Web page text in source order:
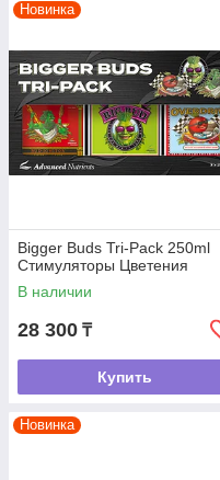
Новинка
Bigger Buds Tri-Pack 250ml
Стимуляторы Цветения
В наличии
28 300 ₸
Купить
Новинка